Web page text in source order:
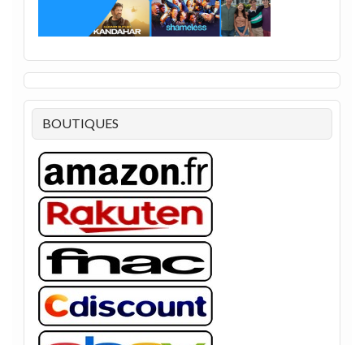
BOUTIQUES